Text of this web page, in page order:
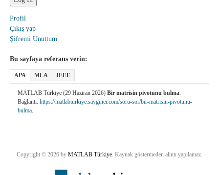
Profil
Çıkış yap
Şifremi Unuttum
Bu sayfaya referans verin:
APA MLA IEEE
MATLAB Türkiye (29 Haziran 2026) Bir matrisin pivotunu bulma
Bağlantı: https://matlabturkiye.sayginer.com/soru-sor/bir-matrisin-pivotunu-
bulma
Copyright © 2026 by MATLAB Türkiye . Kaynak göstermeden alıntı yapılamaz.